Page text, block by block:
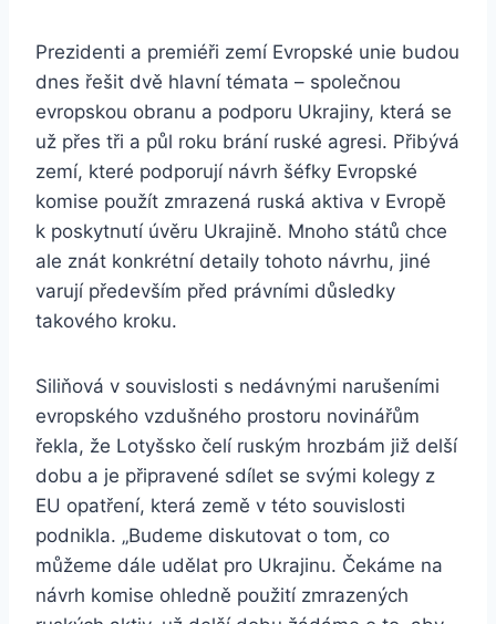
Prezidenti a premiéři zemí Evropské unie budou
dnes řešit dvě hlavní témata – společnou
evropskou obranu a podporu Ukrajiny, která se
už přes tři a půl roku brání ruské agresi. Přibývá
zemí, které podporují návrh šéfky Evropské
komise použít zmrazená ruská aktiva v Evropě
k poskytnutí úvěru Ukrajině. Mnoho států chce
ale znát konkrétní detaily tohoto návrhu, jiné
varují především před právními důsledky
takového kroku.
Siliňová v souvislosti s nedávnými narušeními
evropského vzdušného prostoru novinářům
řekla, že Lotyšsko čelí ruským hrozbám již delší
dobu a je připravené sdílet se svými kolegy z
EU opatření, která země v této souvislosti
podnikla. „Budeme diskutovat o tom, co
můžeme dále udělat pro Ukrajinu. Čekáme na
návrh komise ohledně použití zmrazených